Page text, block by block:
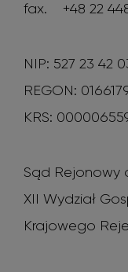
fax.
+48 22
NIP: 527 23 42
REGON:
KRS:
Sąd Rejonowy
XII Wydział
Krajowego